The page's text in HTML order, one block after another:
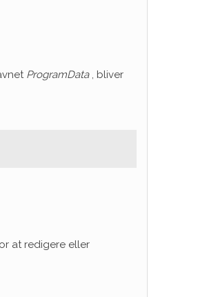
ProgramData, bliver
at redigere eller